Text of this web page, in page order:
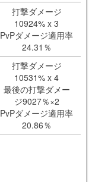
打撃ダメージ
10924% x 3
PvPダメージ適用率
24.31％
打撃ダメージ
10531% x 4
最後の打撃ダメー
ジ9027％×2
PvPダメージ適用率
20.86％